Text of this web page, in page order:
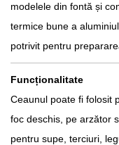
modelele din fontă și
termice bune a
potrivit pentru
Funcționalitate
Ceaunul poate fi folosit
foc deschis, pe arzător
pentru supe, terciuri,